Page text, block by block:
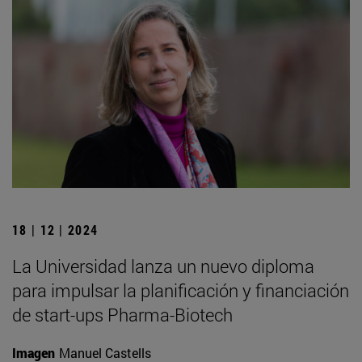
18 | 12 | 2024
La Universidad lanza un nuevo diploma
para impulsar la planificación y financiación
de start-ups Pharma-Biotech
Imagen Manuel Castells